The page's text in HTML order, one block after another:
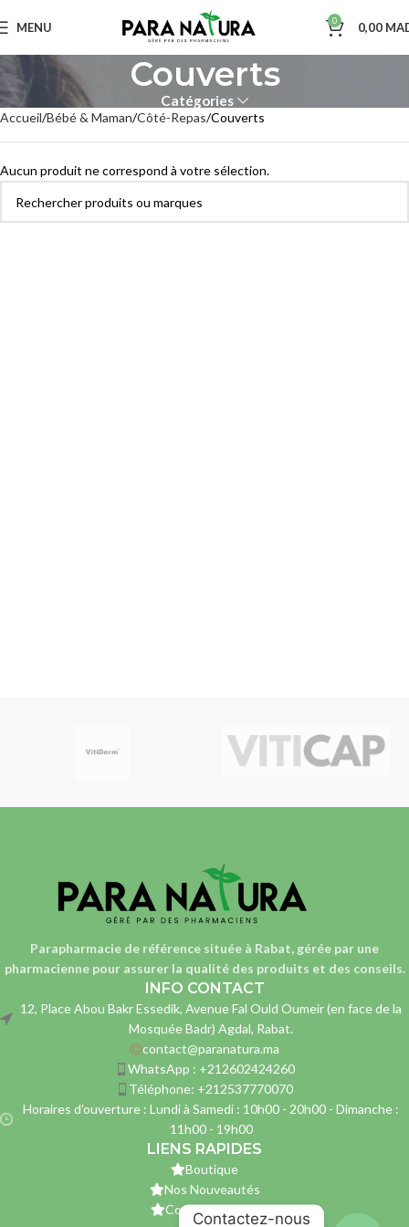
MENU 0 0,00
Couverts
Catégories
Accueil Bébé & Maman Côté-Repas Couverts
Aucun produit ne correspond à votre sélection.
Parapharmacie de référence située à Rabat, gérée par une
pharmaciennepour assurer la qualité des produits et des conseils.
INFO CONTACT
12, Place Abou Bakr Essedik, Avenue Fal Ould Oumeir (en face de la
Mosquée Badr) Agdal, Rabat.
contact@paranatura.ma
WhatsApp : +212602424260
Téléphone: +212537770070
Horaires d'ouverture : Lundi à Samedi : 10h00 - 20h00 - Dimanche :
11h00 - 19h00
LIENS RAPIDES
Boutique
Nos Nouveautés
Contactez-nous
Contactez-nous